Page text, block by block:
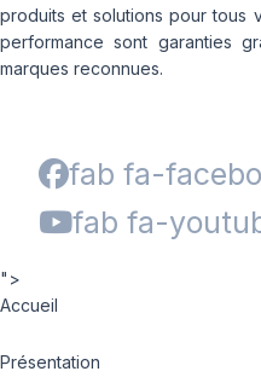
produits et solutions pour tous
performance sont garanties
marques reconnues.
fab fa-
fab fa-
">
Accueil
Présentation